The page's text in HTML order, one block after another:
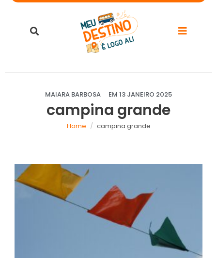
MAIARA BARBOSA EM 13 JANEIRO 2025
campina grande
Home campina grande